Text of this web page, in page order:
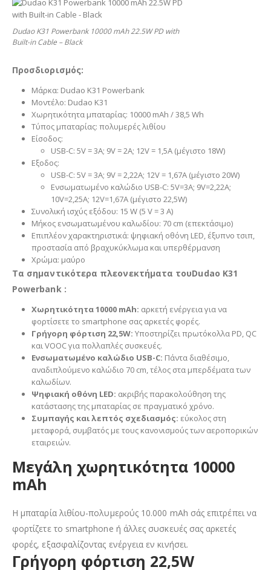
Dudao K31 Powerbank 10000 mAh 22.5W PD with
Built-in Cable – Black
Προσδιορισμός:
Μάρκα: Dudao K31 Powerbank
Μοντέλο: Dudao K31
Χωρητικότητα μπαταρίας: 10000 mAh / 38,5 Wh
Τύπος μπαταρίας: πολυμερές λιθίου
Είσοδος:
USB-C: 5V = 3A; 9V = 2A; 12V = 1,5A (μέγιστο 18W)
Εξοδος:
USB-C: 5V = 3A; 9V = 2,22A; 12V = 1,67A (μέγιστο 20W)
Ενσωματωμένο καλώδιο USB-C: 5V=3A; 9V=2,22A;
10V=2,25A; 12V=1,67A (μέγιστο 22,5W)
Συνολική ισχύς εξόδου: 15 W (5 V = 3 A)
Μήκος ενσωματωμένου καλωδίου: 70 cm (επεκτάσιμο)
Επιπλέον χαρακτηριστικά: ψηφιακή οθόνη LED, έξυπνο τσιπ,
προστασία από βραχυκύκλωμα και υπερθέρμανση
Χρώμα: μαύρο
Τα σημαντικότερα πλεονεκτήματα τουDudao K31
Powerbank :
Χωρητικότητα 10000 mAh: αρκετή ενέργεια για να
φορτίσετε το smartphone σας αρκετές φορές.
Γρήγορη φόρτιση 22,5W: Υποστηρίζει πρωτόκολλα PD, QC
και VOOC για πολλαπλές συσκευές.
Ενσωματωμένο καλώδιο USB-C: Πάντα διαθέσιμο,
αναδιπλούμενο καλώδιο 70 cm, τέλος στα μπερδέματα των
καλωδίων.
Ψηφιακή οθόνη LED: ακριβής παρακολούθηση της
κατάστασης της μπαταρίας σε πραγματικό χρόνο.
Συμπαγής και λεπτός σχεδιασμός: εύκολος στη
μεταφορά, συμβατός με τους κανονισμούς των αεροπορικών
εταιρειών.
Μεγάλη χωρητικότητα 10000
mAh
Η μπαταρία λιθίου-πολυμερούς 10.000 mAh σάς επιτρέπει να
φορτίζετε το smartphone ή άλλες συσκευές σας αρκετές
φορές, εξασφαλίζοντας ενέργεια εν κινήσει.
Γρήγορη φόρτιση 22,5W